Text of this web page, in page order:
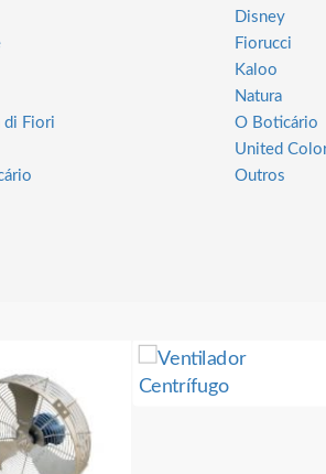
di Fiori
Disney
Fiorucci
Kaloo
Natura
O Boticário
United
Outros